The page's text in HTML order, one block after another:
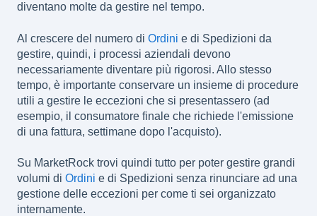
diventano molte da gestire nel tempo.
Al crescere del numero di Ordini e di Spedizioni da
gestire, quindi, i processi aziendali devono
necessariamente diventare più rigorosi. Allo stesso
tempo, è importante conservare un insieme di procedure
utili a gestire le eccezioni che si presentassero (ad
esempio, il consumatore finale che richiede l'emissione
di una fattura, settimane dopo l'acquisto).
Su MarketRock trovi quindi tutto per poter gestire grandi
volumi di Ordini e di Spedizioni senza rinunciare ad una
gestione delle eccezioni per come ti sei organizzato
internamente.